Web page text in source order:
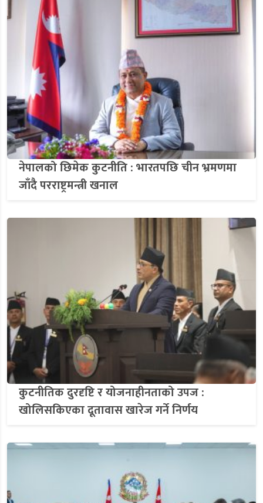
नेपालको छिमेक कुटनीति : भारतपछि चीन भ्रमणमा
जाँदै परराष्ट्रमन्त्री खनाल
कुटनीतिक दुरदृष्टि र योजनाहीनताको उपज :
खोलिसकिएका दूतावास खारेज गर्ने निर्णय